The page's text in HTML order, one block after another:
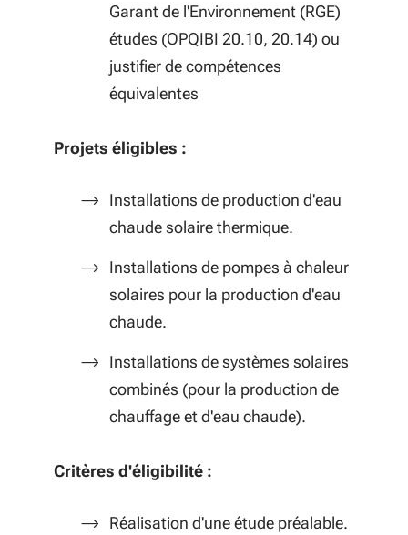
Garant de l'Environnement (RGE)
études (OPQIBI 20.10, 20.14) ou
justifier de compétences
équivalentes
Projets éligibles :
Installations de production d'eau
chaude solaire thermique.
Installations de pompes à chaleur
solaires pour la production d'eau
chaude.
Installations de systèmes solaires
combinés (pour la production de
chauffage et d'eau chaude).
Critères d'éligibilité :
Réalisation d'une étude préalable.